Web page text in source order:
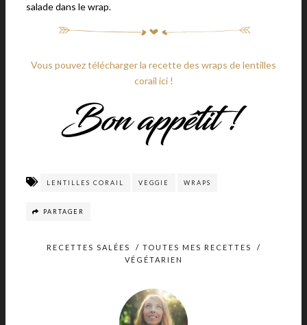
salade dans le wrap.
Vous pouvez télécharger la recette des wraps de lentilles
corail ici !
LENTILLES CORAIL VEGGIE WRAPS
PARTAGER
RECETTES SALÉES / TOUTES MES RECETTES
/
VÉGÉTARIEN